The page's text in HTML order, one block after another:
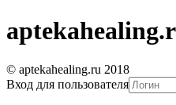
© aptekahealing.ru 2018
Вход для пользователя